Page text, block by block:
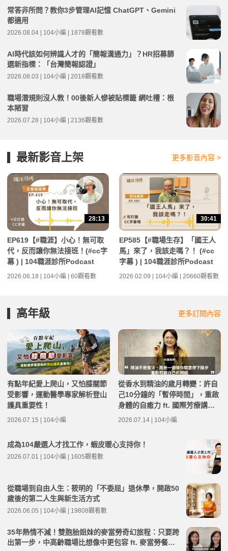
常答非所問？教你3步管理AI記憶 ChatGPT、Gemini
都適用
2026.08.04 | 104小編 | 1878觀看數
AI時代該如何辨識人才的「簡報溝通力」？HR招募篩
選新指標：「台灣簡報認證」
2026.08.03 | 104小編 | 2018觀看數
職場潛規則沒人教！00後新人慘被貼標籤 網吐槽：根
本陋習
2026.07.28 | 104小編 | 2136觀看數
最新影音上架 更多影音內容 >
28:13
EP619【#職涯】小心！無可取
代，反而讓你無法接班！(#cc字
幕 ) | 104職涯診所Podcast
2026.06.18 | 104小編 | 60觀看數
30:41
EP585【#職場生存】「國王人
馬」來了，我該走嗎？！ (#cc
字幕 ) | 104職涯診所Podcast
2026.02.09 | 104小編 | 20660觀看數
高年級 更多訂閱內容
有點年紀愛上爬山，又怕膝關節
受影響，運動醫學專家解析登山
護具重要性！
2026.07.15 | 104小編
從香水到精油的歲月轉變：許自
己10分鐘的「暫停時間」，重啟
身體的自癒力 ft. 國際芳療講師
米露 | 高年級不打烊 x 用 AI 點
2026.07.14 | 104小編
成為104嚴選人才找工作，蝦皮暖心支持你！
2026.07.01 | 104小編 | 1605觀看數
從職場到自由人生：筱明的「不委屈」退休學，開啟50
歲後的第二人生與新生活方式
2026.06.05 | 104小編 | 19808觀看數
35年熱情不減！雙胞胎姐妹的麥當勞奇幻旅程：只要跨
出第一步，中高齡職場比想像中更包容 ft. 麥當勞餐廳